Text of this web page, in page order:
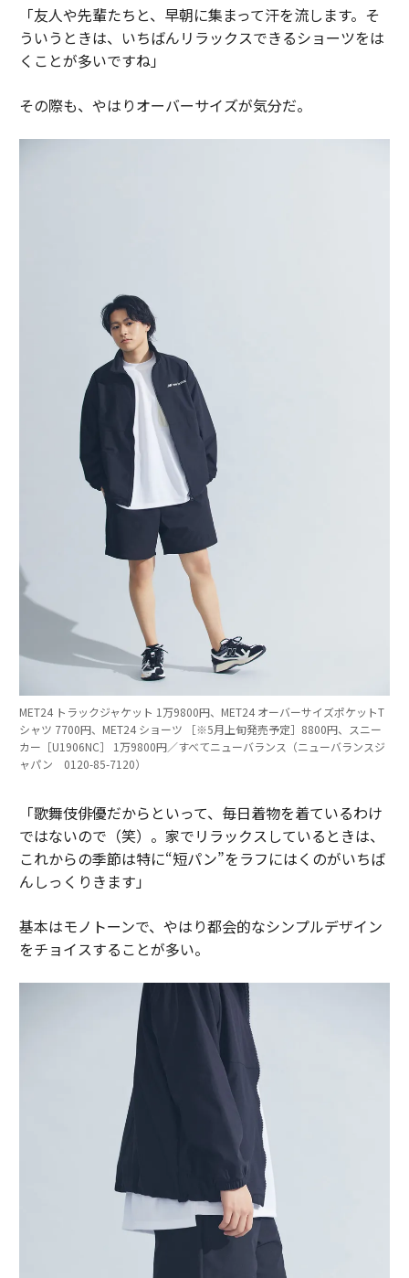
「友人や先輩たちと、早朝に集まって汗を流します。そ
ういうときは、いちばんリラックスできるショーツをは
くことが多いですね」
その際も、やはりオーバーサイズが気分だ。
MET24 トラックジャケット 1万9800円、MET24 オーバーサイズポケットT
シャツ 7700円、MET24 ショーツ ［※5月上旬発売予定］8800円、スニー
カー［U1906NC］ 1万9800円／すべてニューバランス（ニューバランスジ
ャパン 0120-85-7120）
「歌舞伎俳優だからといって、毎日着物を着ているわけ
ではないので（笑）。家でリラックスしているときは、
これからの季節は特に“短パン”をラフにはくのがいちば
んしっくりきます」
基本はモノトーンで、やはり都会的なシンプルデザイン
をチョイスすることが多い。